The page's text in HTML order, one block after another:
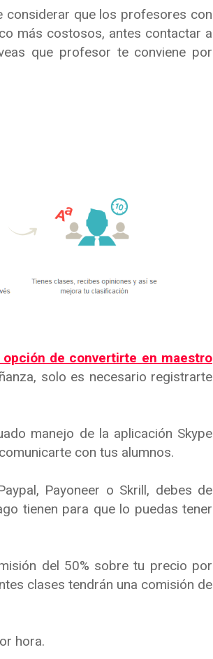
considerar que los profesores con
más costosos, antes contactar a
que profesor te conviene por
opción de convertirte en maestro
solo es necesario registrarte
manejo de la aplicación Skype
con tus alumnos.
Payoneer o Skrill, debes de
tienen para que lo puedas tener
del 50% sobre tu precio por
clases tendrán una comisión de
hora.